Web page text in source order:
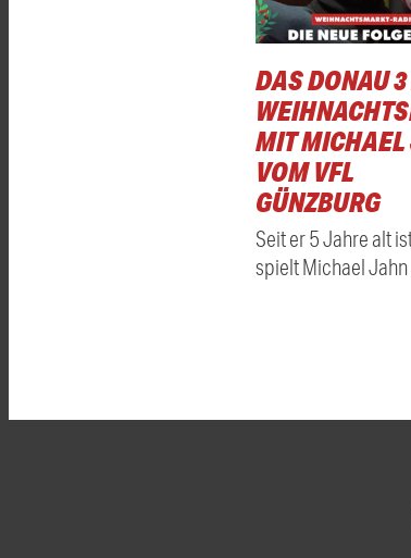
DAS DONAU
MIT
VOM VFL
GÜNZBURG
Seit er 5 Jahre alt
spielt Michael